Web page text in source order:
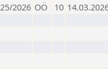
2026 OÖ 10